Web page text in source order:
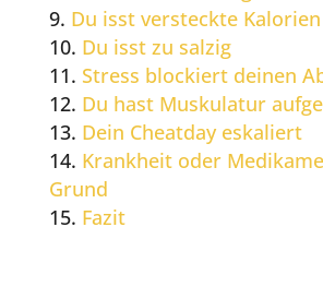
Du isst versteckte Kalorien
Du isst zu salzig
Stress blockiert deinen
Du hast Muskulatur
Dein Cheatday eskaliert
Krankheit oder
Grund
Fazit